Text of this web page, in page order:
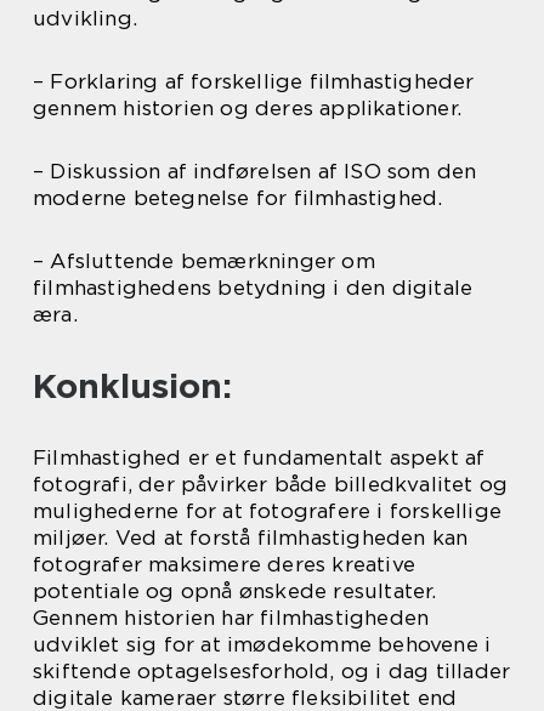
udvikling.
– Forklaring af forskellige filmhastigheder
gennem historien og deres applikationer.
– Diskussion af indførelsen af ISO som den
moderne betegnelse for filmhastighed.
– Afsluttende bemærkninger om
filmhastighedens betydning i den digitale
æra.
Konklusion:
Filmhastighed er et fundamentalt aspekt af
fotografi, der påvirker både billedkvalitet og
mulighederne for at fotografere i forskellige
miljøer. Ved at forstå filmhastigheden kan
fotografer maksimere deres kreative
potentiale og opnå ønskede resultater.
Gennem historien har filmhastigheden
udviklet sig for at imødekomme behovene i
skiftende optagelsesforhold, og i dag tillader
digitale kameraer større fleksibilitet end